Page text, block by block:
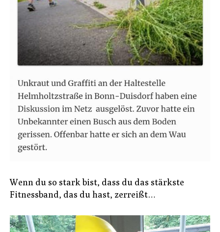
Wenn du so stark bist, dass du das stärkste
Fitnessband, das du hast, zerreißt…